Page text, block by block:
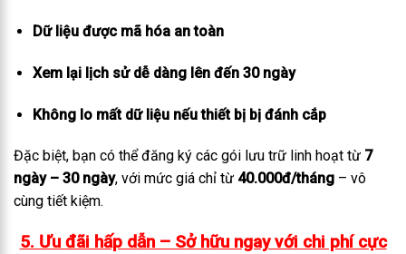
Dữ liệu được mã hóa an toàn
Xem lại lịch sử dễ dàng lên đến 30 ngày
Không lo mất dữ liệu nếu thiết bị bị đánh cắp
Đặc biệt, bạn có thể đăng ký các gói lưu trữ linh hoạt từ 7
ngày – 30 ngày, với mức giá chỉ từ 40.000đ/tháng – vô
cùng tiết kiệm.
5. Ưu đãi hấp dẫn – Sở hữu ngay với chi phí cực